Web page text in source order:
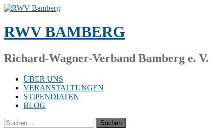
Zum
springen
RWV BAMBERG
Richard-Wagner-Verband Bamberg e. V.
ÜBER UNS
VERANSTALTUNGEN
STIPENDIATEN
BLOG
Suchen